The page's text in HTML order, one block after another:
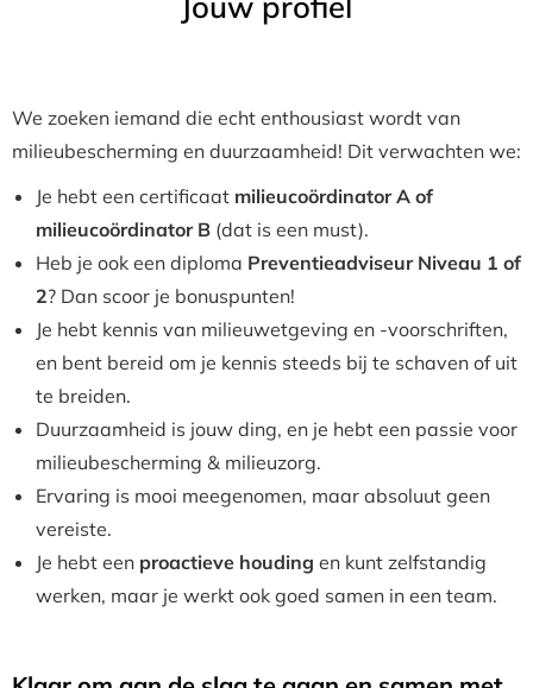
We zoeken iemand die echt enthousiast wordt van
milieubescherming en duurzaamheid! Dit verwachten we:
Je hebt een certificaat milieucoördinator A of
milieucoördinator B (dat is een must).
Heb je ook een diploma Preventieadviseur Niveau 1 of
2? Dan scoor je bonuspunten!
Je hebt kennis van milieuwetgeving en -voorschriften,
en bent bereid om je kennis steeds bij te schaven of uit
te breiden.
Duurzaamheid is jouw ding, en je hebt een passie voor
milieubescherming & milieuzorg.
Ervaring is mooi meegenomen, maar absoluut geen
vereiste.
Je hebt een proactieve houding en kunt zelfstandig
werken, maar je werkt ook goed samen in een team.